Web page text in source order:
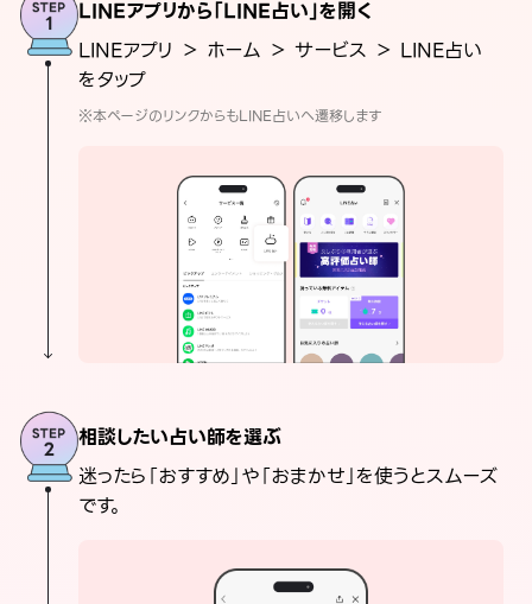
LINEアプリから「LINE占い」を開く
LINEアプリ ＞ ホーム ＞ サービス ＞ LINE占い
をタップ
※本ページのリンクからもLINE占いへ遷移します
相談したい占い師を選ぶ
迷ったら「おすすめ」や「おまかせ」を使うとスムーズ
です。